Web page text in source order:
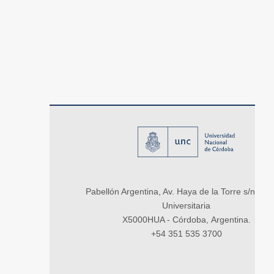
Pabellón Argentina, Av. Haya de la Torre s/n,
Universitaria
X5000HUA - Córdoba, Argentina.
+54 351 535 3700